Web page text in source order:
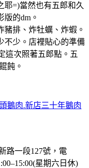
耶=)當然也有五郎和久
的dm。
排、炸牡蠣、炸蝦。
不少。店裡貼心的準備
這次照著五郎點。五
飩。
鵝肉.新店三十年鵝肉
路一段127號，電
星期六日休)